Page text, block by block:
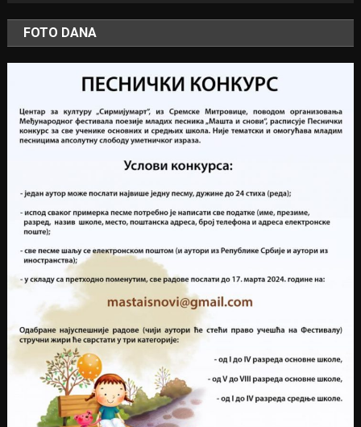
FOTO DANA